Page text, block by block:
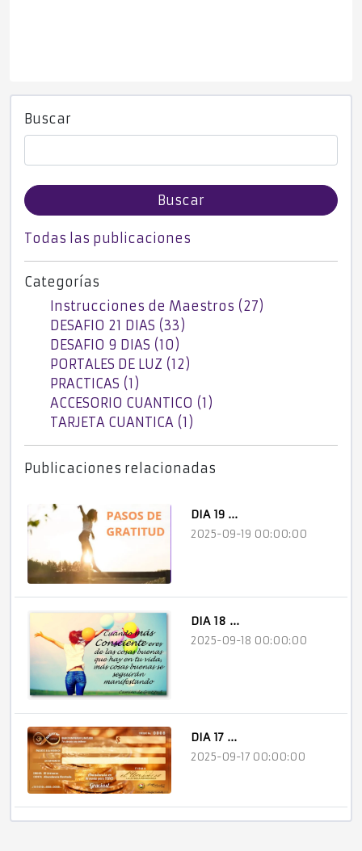
Buscar
Buscar
Todas las publicaciones
Categorías
Instrucciones de Maestros (27)
DESAFIO 21 DIAS (33)
DESAFIO 9 DIAS (10)
PORTALES DE LUZ (12)
PRACTICAS (1)
ACCESORIO CUANTICO (1)
TARJETA CUANTICA (1)
Publicaciones relacionadas
DIA 19 ...
2025-09-19 00:00:00
DIA 18 ...
2025-09-18 00:00:00
DIA 17 ...
2025-09-17 00:00:00